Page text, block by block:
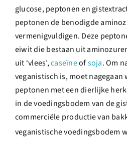
glucose, peptonen en
peptonen de benodigde
vermenigvuldigen. Deze
eiwit die bestaan uit
uit ‘vlees’,caseïneofsoja. Om
veganistisch is, moet nagegaan
peptonen met een dierlijke
in de voedingsbodem van de
commerciële productie van
veganistische voedingsbodem